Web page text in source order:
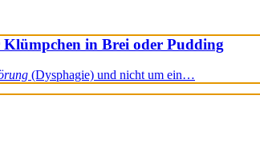
Klümpchen in Brei oder Pudding
(Dysphagie) und nicht um ein…